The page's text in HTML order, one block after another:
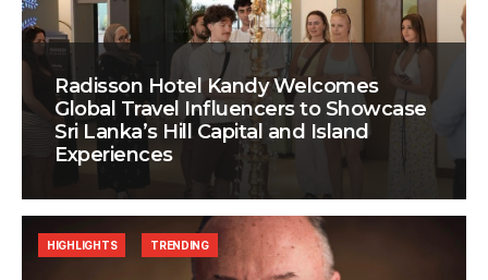
Radisson Hotel Kandy Welcomes
Global Travel Influencers to Showcase
Sri Lanka’s Hill Capital and Island
Experiences
HIGHLIGHTS TRENDING